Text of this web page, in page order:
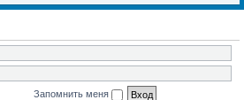
Запомнить меня